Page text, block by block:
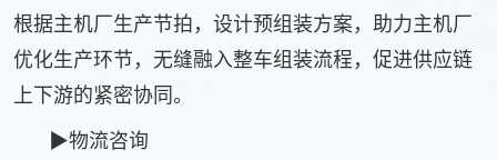
根据主机厂生产节拍，设计预组装方案，助力主机厂
优化生产环节，无缝融入整车组装流程，促进供应链
上下游的紧密协同。
▶物流咨询